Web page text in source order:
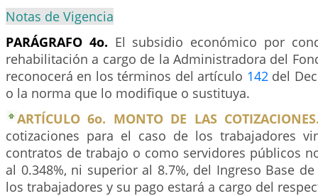
Notas de Vigencia
PARÁGRAFO 4o. El subsidio económico por
rehabilitación a cargo de la Administradora del
reconocerá en los términos del artículo 142del
o la norma que lo modifique o sustituya.
ARTÍCULO 6o. MONTO DE LAS
cotizaciones para el caso de los trabajadores
contratos de trabajo o como servidores públicos
al 0.348%, ni superior al 8.7%, del Ingreso Base de
los trabajadores y su pago estará a cargo del